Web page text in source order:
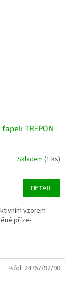
TREPON
Skladem (1 ks)
DETAIL
vzorem-
příze-
Kód: 24767/92/98